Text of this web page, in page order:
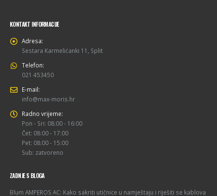
KONTAKT INFORMACIJE
Adresa:
Sestara Karmelićanki 11, Split
Telefon:
021 453450
E-mail:
info@max-moris.hr
Radno vrijeme:
Pon - Sri: 08:00 - 16:00
Čet: 08:00 - 17:00
Pet: 08:00 - 15:00
Sub: zatvoreno
ZADNJE S BLOGA
Blum AMPEROS AC: Kako sakriti utičnice u namještaju i riješiti se kablova